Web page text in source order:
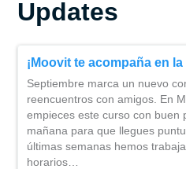
Updates
¡Moovit te acompaña en
Septiembre marca un nuevo
reencuentros con amigos. En
empieces este curso con buen
mañana para que llegues
últimas semanas hemos
horarios…